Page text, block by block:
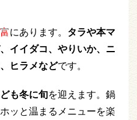
にあります。 タラや本マ
イイダコ、やりいか、ニ
ヒラメなどです。
も冬に旬を迎えます。鍋
ッと温まるメニューを楽